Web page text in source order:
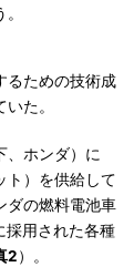
ための技術成
た。
ホンダ）に
ト）を供給して
ダの燃料電池車
採用された各種
2）。